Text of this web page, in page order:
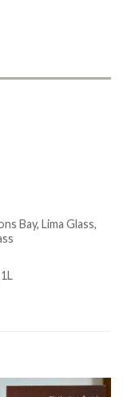
Bay, Lima Glass,